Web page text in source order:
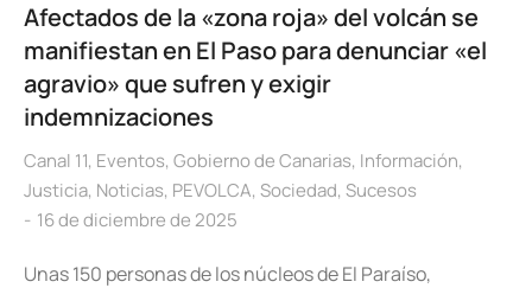
Afectados de la «zona roja» del volcán se
manifiestan en El Paso para denunciar «el
agravio» que sufren y exigir
indemnizaciones
Canal 11, Eventos, Gobierno de Canarias, Información,
Justicia, Noticias, PEVOLCA, Sociedad, Sucesos
16 de diciembre de 2025
Unas 150 personas de los núcleos de El Paraíso,